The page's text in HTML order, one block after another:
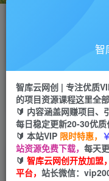
会员专属推广链接
网赚网创 项目
365天稳定跟新
首页 创业课程 会员专属
（7572期）抖音
易学，一部手机，
智
智库云网创 | 专注优质
的项目资源课程这里全部
🔰 内容涵盖网赚项目、
每日稳定更新20-30优质
🔰 本站VIP 限时特惠，
站资源免费下载， 每天
🔰 智库云网创开放加盟
平台， 站长微信：